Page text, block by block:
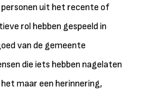
uit het recente of
rol hebben gespeeld in
van de gemeente
die iets hebben nagelaten
maar een herinnering,